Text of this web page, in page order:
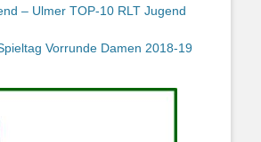
– Ulmer TOP-10 RLT Jugend
Vorrunde Damen 2018-19